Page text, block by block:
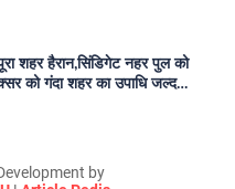
शहर हैरान,सिंडिगेट नहर पुल को
को गंदा शहर का उपाधि जल्द
parishad
by